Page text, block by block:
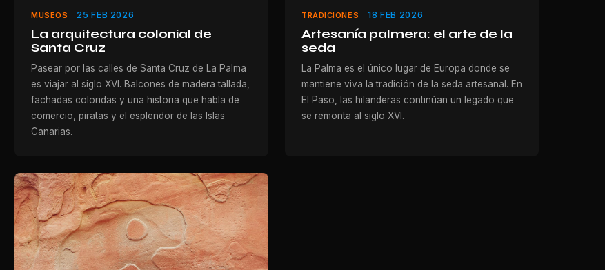
MUSEOS 25 FEB 2026
La arquitectura colonial de
Santa Cruz
Pasear por las calles de Santa Cruz de La Palma
es viajar al siglo XVI. Balcones de madera tallada,
fachadas coloridas y una historia que habla de
comercio, piratas y el esplendor de las Islas
Canarias.
TRADICIONES 18 FEB 2026
Artesanía palmera: el arte de la
seda
La Palma es el único lugar de Europa donde se
mantiene viva la tradición de la seda artesanal. En
El Paso, las hilanderas continúan un legado que
se remonta al siglo XVI.